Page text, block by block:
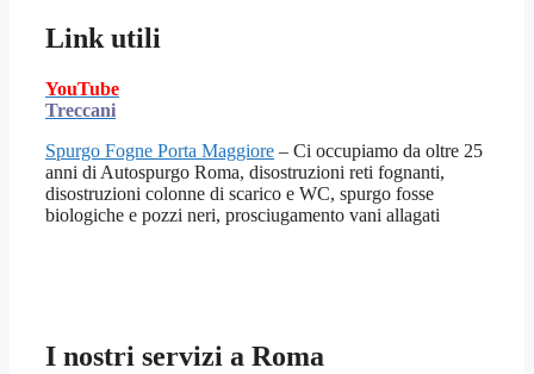
Link utili
YouTube
Treccani
Spurgo Fogne Porta Maggiore – Ci occupiamo da oltre 25
anni di Autospurgo Roma, disostruzioni reti fognanti,
disostruzioni colonne di scarico e WC, spurgo fosse
biologiche e pozzi neri, prosciugamento vani allagati
I nostri servizi a Roma